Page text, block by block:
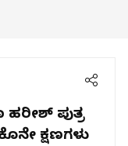
ಹರೀಶ್‌ ಪುತ್ರ
ಕ್ಷಣಗಳು